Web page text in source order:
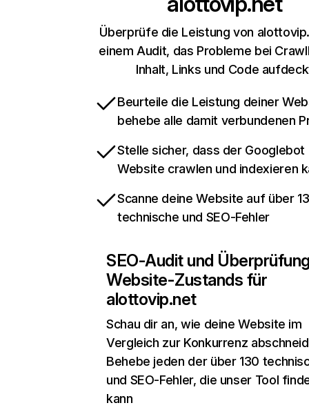
Überprüfe die Leistung von
einem Audit, das Probleme bei
Inhalt, Links und Code
Beurteile die Leistung deiner
behebe alle damit verbundenen
Stelle sicher, dass der Googlebot
Website crawlen und indexieren
Scanne deine Website auf über
technische und SEO-Fehler
SEO-Audit und
Website-Zustands für
alottovip.net
Schau dir an, wie deine Website im
Vergleich zur Konkurrenz
Behebe jeden der über 130
und SEO-Fehler, die unser Tool
kann